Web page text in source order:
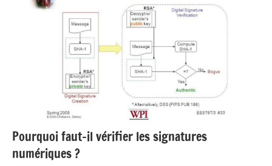
Pourquoi faut-il vérifier les signatures
numériques ?